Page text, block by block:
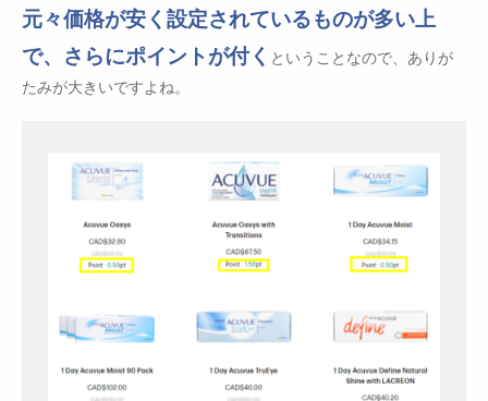
元々価格が安く設定されているものが多い上
で、さらにポイントが付く ということなので、ありが
たみが大きいですよね。